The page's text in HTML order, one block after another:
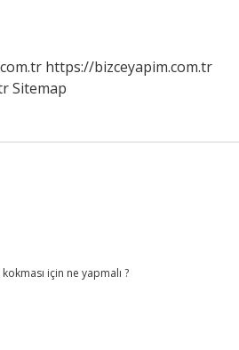
https://bizceyapim.com.tr
Sitemap
için ne yapmalı ?